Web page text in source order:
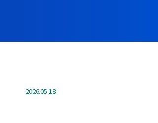
2026.05.18